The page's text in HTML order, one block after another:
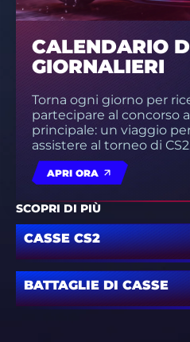
CALENDARIO
GIORNALIERI
Torna ogni giorno per
partecipare al concorso
principale: un viaggio
assistere al torneo di
APRI ORA
SCOPRI DI PIÙ
CASSE CS2
BATTAGLIE DI CASSE